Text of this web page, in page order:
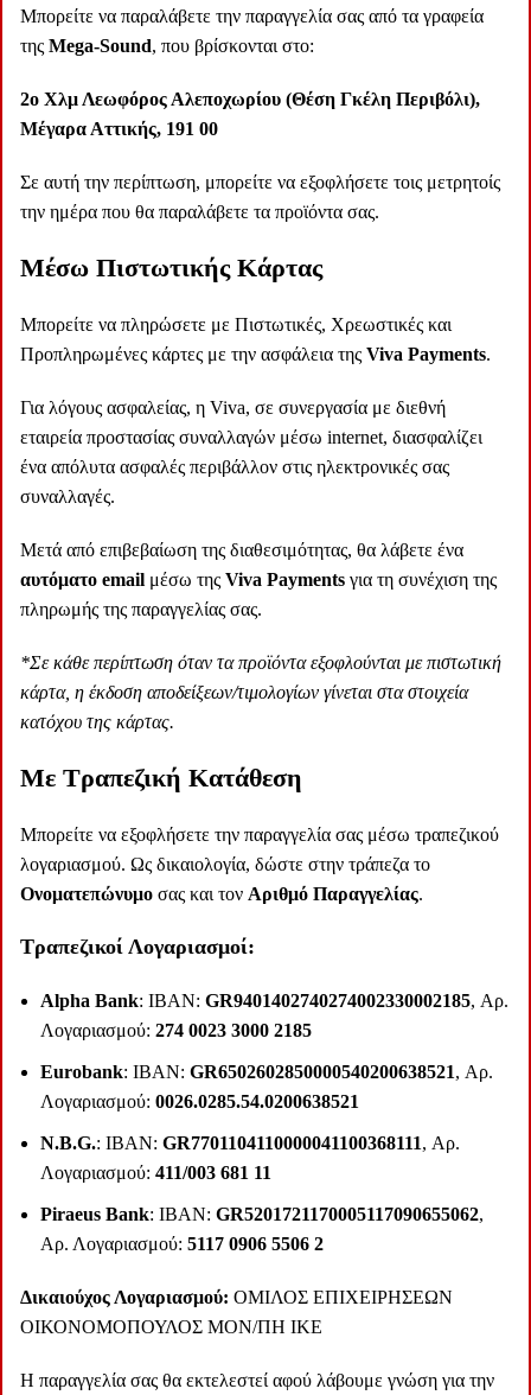
Μπορείτε να παραλάβετε την παραγγελία σας από τα γραφεία
της Mega-Sound, που βρίσκονται στο:
2ο Χλμ Λεωφόρος Αλεποχωρίου (Θέση Γκέλη Περιβόλι),
Μέγαρα Αττικής, 191 00
Σε αυτή την περίπτωση, μπορείτε να εξοφλήσετε τοις μετρητοίς
την ημέρα που θα παραλάβετε τα προϊόντα σας.
Mέσω Πιστωτικής Κάρτας
Μπορείτε να πληρώσετε με Πιστωτικές, Χρεωστικές και
Προπληρωμένες κάρτες με την ασφάλεια της Viva Payments.
Για λόγους ασφαλείας, η Viva, σε συνεργασία με διεθνή
εταιρεία προστασίας συναλλαγών μέσω internet, διασφαλίζει
ένα απόλυτα ασφαλές περιβάλλον στις ηλεκτρονικές σας
συναλλαγές.
Μετά από επιβεβαίωση της διαθεσιμότητας, θα λάβετε ένα
αυτόματο email μέσω της Viva Payments για τη συνέχιση της
πληρωμής της παραγγελίας σας.
*Σε κάθε περίπτωση όταν τα προϊόντα εξοφλούνται με πιστωτική
κάρτα, η έκδοση αποδείξεων/τιμολογίων γίνεται στα στοιχεία
κατόχου της κάρτας.
Mε Τραπεζική Κατάθεση
Μπορείτε να εξοφλήσετε την παραγγελία σας μέσω τραπεζικού
λογαριασμού. Ως δικαιολογία, δώστε στην τράπεζα το
Ονοματεπώνυμο σας και τον Αριθμό Παραγγελίας.
Τραπεζικοί Λογαριασμοί:
Alpha Bank: IBAN: GR9401402740274002330002185, Αρ.
Λογαριασμού: 274 0023 3000 2185
Eurobank: IBAN: GR6502602850000540200638521, Αρ.
Λογαριασμού: 0026.0285.54.0200638521
N.B.G.: IBAN: GR7701104110000041100368111, Αρ.
Λογαριασμού: 411/003 681 11
Piraeus Bank: IBAN: GR5201721170005117090655062,
Αρ. Λογαριασμού: 5117 0906 5506 2
Δικαιούχος Λογαριασμού: ΟΜΙΛΟΣ ΕΠΙΧΕΙΡΗΣΕΩΝ
ΟΙΚΟΝΟΜΟΠΟΥΛΟΣ ΜΟΝ/ΠΗ ΙΚΕ
Η παραγγελία σας θα εκτελεστεί αφού λάβουμε γνώση για την